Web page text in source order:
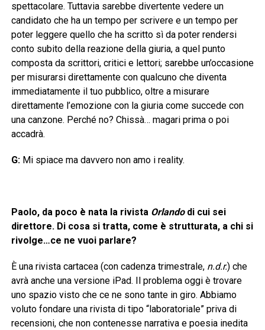
spettacolare. Tuttavia sarebbe divertente vedere un
candidato che ha un tempo per scrivere e un tempo per
poter leggere quello che ha scritto sì da poter rendersi
conto subito della reazione della giuria, a quel punto
composta da scrittori, critici e lettori; sarebbe un’occasione
per misurarsi direttamente con qualcuno che diventa
immediatamente il tuo pubblico, oltre a misurare
direttamente l’emozione con la giuria come succede con
una canzone. Perché no? Chissà… magari prima o poi
accadrà.
G: Mi spiace ma davvero non amo i reality.
Paolo, da poco è nata la rivista Orlando di cui sei
direttore. Di cosa si tratta, come è strutturata, a chi si
rivolge…ce ne vuoi parlare?
È una rivista cartacea (con cadenza trimestrale, n.d.r.) che
avrà anche una versione iPad. Il problema oggi è trovare
uno spazio visto che ce ne sono tante in giro. Abbiamo
voluto fondare una rivista di tipo “laboratoriale” priva di
recensioni, che non contenesse narrativa e poesia inedita